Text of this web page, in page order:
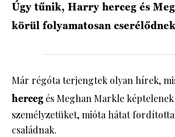
Úgy tűnik, Harry herceg és
körül folyamatosan
Már régóta terjengtek olyan hírek,
herceg és Meghan Markle
személyzetüket, mióta hátat
családnak.